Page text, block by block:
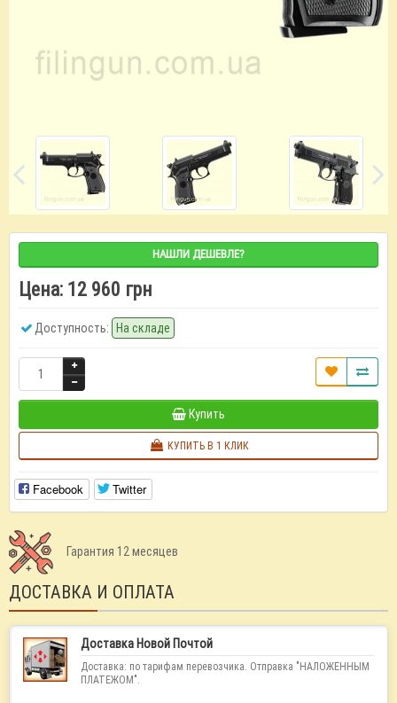
НАШЛИ ДЕШЕВЛЕ?
Цена: 12 960 грн
Доступность: На складе
Купить
КУПИТЬ В 1 КЛИК
Facebook Twitter
Гарантия 12 месяцев
ДОСТАВКА И ОПЛАТА
Доставка Новой Почтой
Доставка: по тарифам перевозчика. Отправка "НАЛОЖЕННЫМ
ПЛАТЕЖОМ".